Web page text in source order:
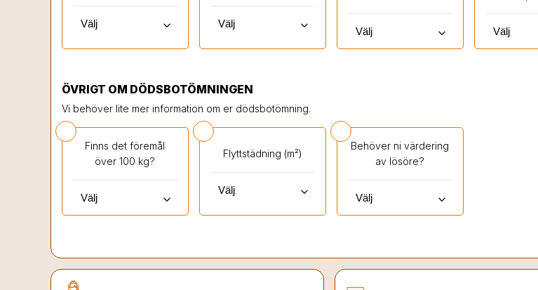
keyboard_arrow_down keyboard_arrow_down keyboard_arrow_down
ÖVRIGT OM DÖDSBOTÖMNINGEN
Vi behöver lite mer information om er dödsbotömning.
Finns det föremål
över 100 kg?
keyboard_arrow_down
Flyttstädning (m²)
keyboard_arrow_down
Behöver ni värdering
av lösöre?
keyboard_arrow_down